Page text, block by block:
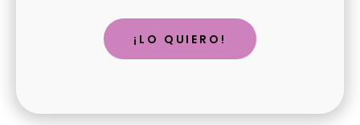
¡LO QUIERO!